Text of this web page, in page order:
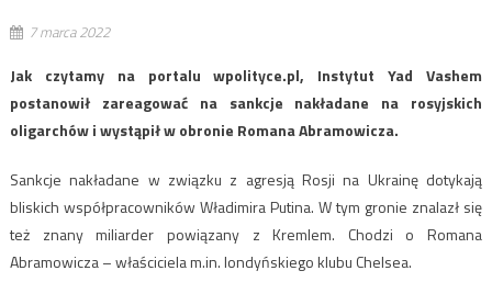
7 marca 2022
Jak czytamy na portalu wpolityce.pl, Instytut Yad Vashem
postanowił zareagować na sankcje nakładane na rosyjskich
oligarchów i wystąpił w obronie Romana Abramowicza.
Sankcje nakładane w związku z agresją Rosji na Ukrainę dotykają
bliskich współpracowników Władimira Putina. W tym gronie znalazł się
też znany miliarder powiązany z Kremlem. Chodzi o Romana
Abramowicza – właściciela m.in. londyńskiego klubu Chelsea.